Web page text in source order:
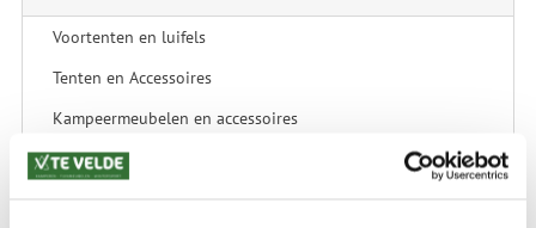
Voortenten en luifels
Tenten en Accessoires
Kampeermeubelen en accessoires
Kampeerartikelen